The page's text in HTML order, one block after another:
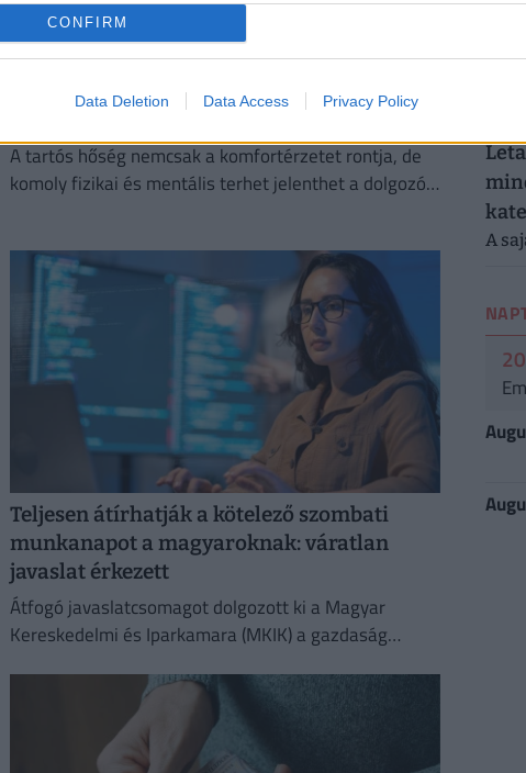
CONFIRM
Data Deletion Data Access Privacy Policy
Kegyetlen hetek várnak a dolgozó
magyarokra: életveszélyes csapdát rejt ez az
A tartós hőség nemcsak a komfortérzetet rontja, de
komoly fizikai és mentális terhet jelenthet a dolgozók
Teljesen átírhatják a kötelező szombati
munkanapot a magyaroknak: váratlan
javaslat érkezett
Átfogó javaslatcsomagot dolgozott ki a Magyar
Kereskedelmi és Iparkamara (MKIK) a gazdaság
energiaválság kezelése érdekében.
A